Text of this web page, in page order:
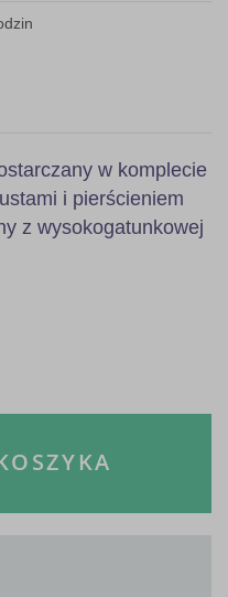
w komplecie
i pierścieniem
z wysokogatunkowej